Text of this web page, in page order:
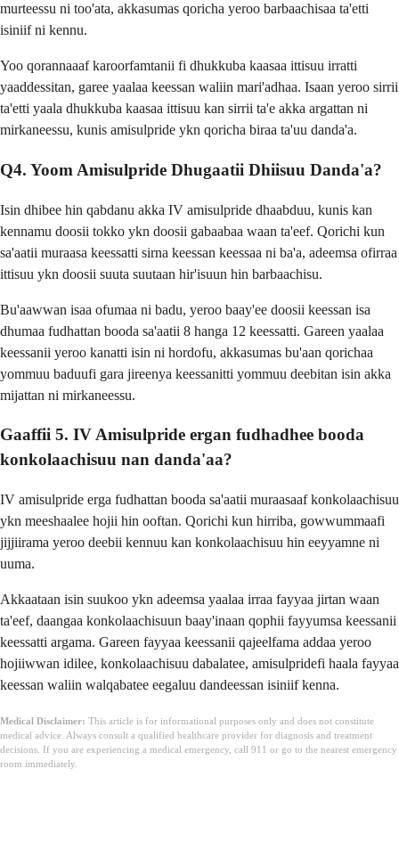
murteessu ni too'ata, akkasumas qoricha yeroo barbaachisaa ta'etti
isiniif ni kennu.
Yoo qorannaaaf karoorfamtanii fi dhukkuba kaasaa ittisuu irratti
yaaddessitan, garee yaalaa keessan waliin mari'adhaa. Isaan yeroo sirrii
ta'etti yaala dhukkuba kaasaa ittisuu kan sirrii ta'e akka argattan ni
mirkaneessu, kunis amisulpride ykn qoricha biraa ta'uu danda'a.
Q4. Yoom Amisulpride Dhugaatii Dhiisuu Danda'a?
Isin dhibee hin qabdanu akka IV amisulpride dhaabduu, kunis kan
kennamu doosii tokko ykn doosii gabaabaa waan ta'eef. Qorichi kun
sa'aatii muraasa keessatti sirna keessan keessaa ni ba'a, adeemsa ofirraa
ittisuu ykn doosii suuta suutaan hir'isuun hin barbaachisu.
Bu'aawwan isaa ofumaa ni badu, yeroo baay'ee doosii keessan isa
dhumaa fudhattan booda sa'aatii 8 hanga 12 keessatti. Gareen yaalaa
keessanii yeroo kanatti isin ni hordofu, akkasumas bu'aan qorichaa
yommuu baduufi gara jireenya keessanitti yommuu deebitan isin akka
mijattan ni mirkaneessu.
Gaaffii 5. IV Amisulpride ergan fudhadhee booda
konkolaachisuu nan danda'aa?
IV amisulpride erga fudhattan booda sa'aatii muraasaaf konkolaachisuu
ykn meeshaalee hojii hin ooftan. Qorichi kun hirriba, gowwummaafi
jijjiirama yeroo deebii kennuu kan konkolaachisuu hin eeyyamne ni
uuma.
Akkaataan isin suukoo ykn adeemsa yaalaa irraa fayyaa jirtan waan
ta'eef, daangaa konkolaachisuun baay'inaan qophii fayyumsa keessanii
keessatti argama. Gareen fayyaa keessanii qajeelfama addaa yeroo
hojiiwwan idilee, konkolaachisuu dabalatee, amisulpridefi haala fayyaa
keessan waliin walqabatee eegaluu dandeessan isiniif kenna.
Medical Disclaimer: This article is for informational purposes only and does not constitute
medical advice. Always consult a qualified healthcare provider for diagnosis and treatment
decisions. If you are experiencing a medical emergency, call 911 or go to the nearest emergency
room immediately.